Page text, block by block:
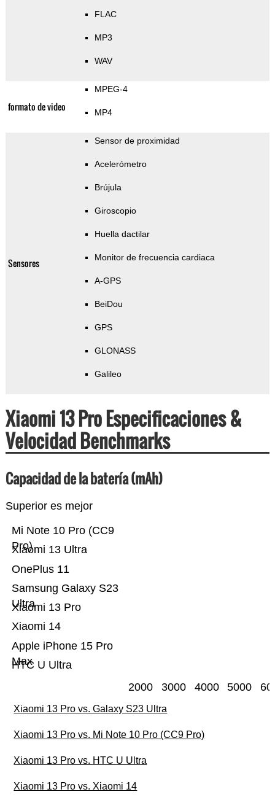
FLAC
MP3
WAV
formato de video
MPEG-4
MP4
Sensores
Sensor de proximidad
Acelerómetro
Brújula
Giroscopio
Huella dactilar
Monitor de frecuencia cardiaca
A-GPS
BeiDou
GPS
GLONASS
Galileo
Xiaomi 13 Pro Especificaciones &
Velocidad Benchmarks
Capacidad de la batería (mAh)
Superior es mejor
HTC U Ultra
Apple iPhone 15 Pro
Max
Xiaomi 14
Xiaomi 13 Pro
Samsung Galaxy S23
Ultra
OnePlus 11
Xiaomi 13 Ultra
Mi Note 10 Pro (CC9
Pro)
2000 3000 4000 5000
Xiaomi 13 Pro vs. Galaxy S23 Ultra
Xiaomi 13 Pro vs. Mi Note 10 Pro (CC9 Pro)
Xiaomi 13 Pro vs. HTC U Ultra
Xiaomi 13 Pro vs. Xiaomi 14